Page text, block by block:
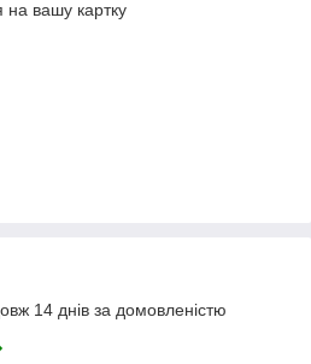
на вашу картку
14 днів за домовленістю